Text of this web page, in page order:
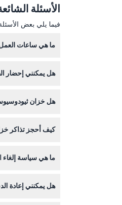
كيفية الوصول إلى
كيفية الاسترداد
سياسة الإلغاء
الأسئلة
فيما يلي بعض
ما هي ساعات
هل يمكنني إحضار
هل خزان
من مشاكل حركة
كيف أحجز تذاكر
ما هي سياسة إلغاء
هل يمكنني إعادة